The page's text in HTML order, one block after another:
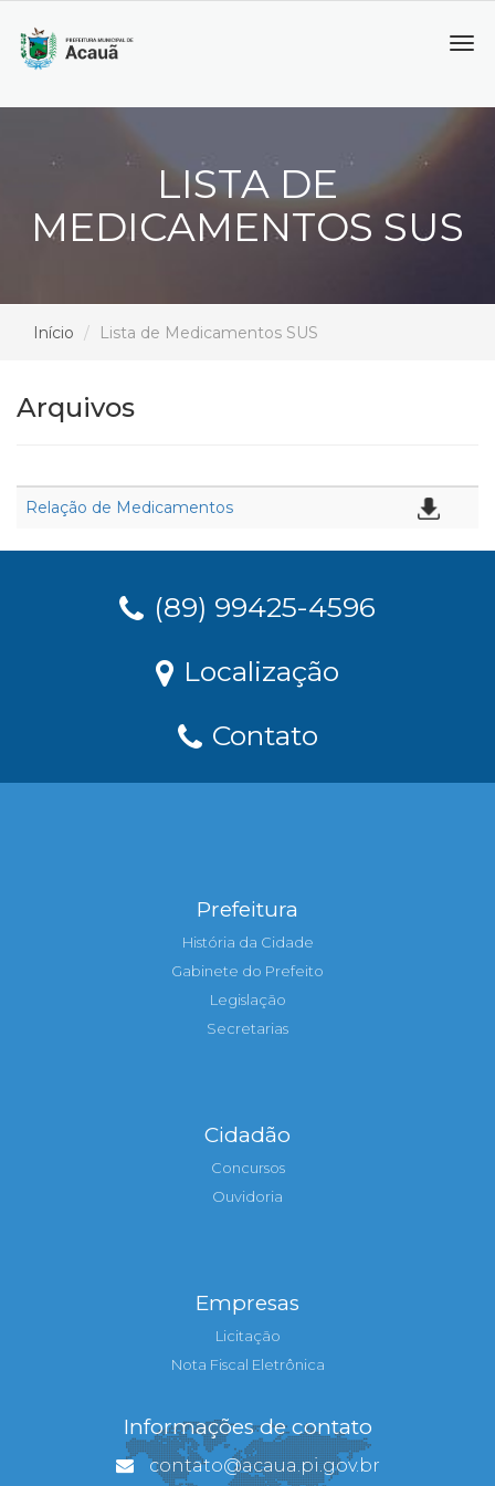
LISTA DE
MEDICAMENTOS SUS
Início Lista de Medicamentos SUS
Arquivos
Relação de Medicamentos
(89) 99425-4596
Localização
Contato
Prefeitura
História da Cidade
Gabinete do Prefeito
Legislação
Secretarias
Cidadão
Concursos
Ouvidoria
Empresas
Licitação
Nota Fiscal Eletrônica
Informações de contato
contato@acaua.pi.gov.br